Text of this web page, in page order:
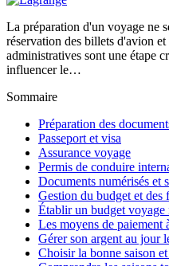
La préparation d'un voyage ne
réservation des billets d'avion
administratives sont une étape
influencer le…
Sommaire
Préparation des
Passeport et visa
Assurance voyage
Permis de conduire
Documents numérisés et
Gestion du budget et des
Établir un budget voyage
Les moyens de paiement
Gérer son argent au jour
Choisir la bonne saison